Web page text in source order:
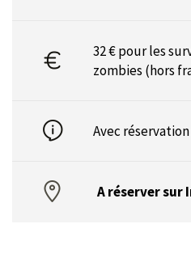
32 € pour les
zombies (hors
Avec réservation
A réserver sur